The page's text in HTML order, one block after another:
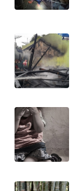
WN
DANAU
TOBA
WN
WN
LANGKAT
WN